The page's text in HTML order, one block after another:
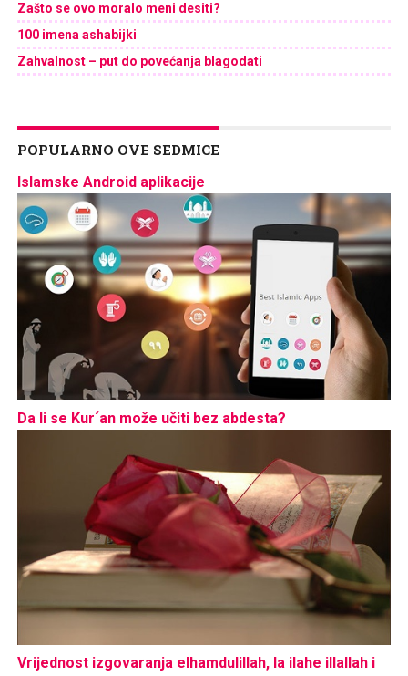
Zašto se ovo moralo meni desiti?
100 imena ashabijki
Zahvalnost – put do povećanja blagodati
POPULARNO OVE SEDMICE
Islamske Android aplikacije
Da li se Kur´an može učiti bez abdesta?
Vrijednost izgovaranja elhamdulillah, la ilahe illallah i